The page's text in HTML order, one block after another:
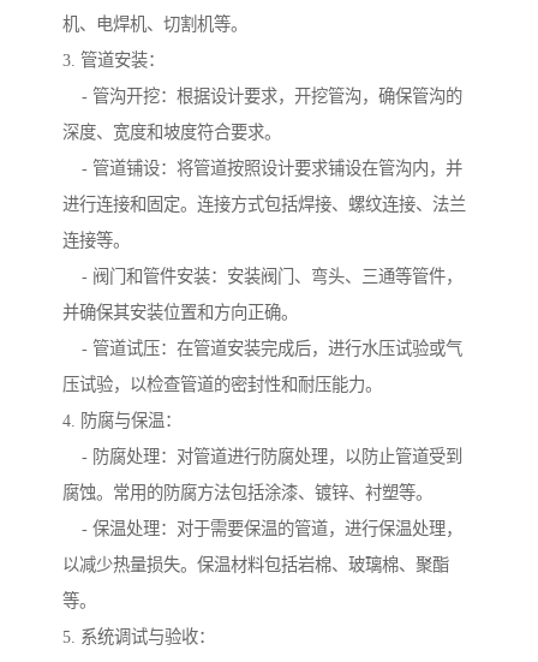
机、电焊机、切割机等。
3. 管道安装：
- 管沟开挖：根据设计要求，开挖管沟，确保管沟的
深度、宽度和坡度符合要求。
- 管道铺设：将管道按照设计要求铺设在管沟内，并
进行连接和固定。连接方式包括焊接、螺纹连接、法兰
连接等。
- 阀门和管件安装：安装阀门、弯头、三通等管件，
并确保其安装位置和方向正确。
- 管道试压：在管道安装完成后，进行水压试验或气
压试验，以检查管道的密封性和耐压能力。
4. 防腐与保温：
- 防腐处理：对管道进行防腐处理，以防止管道受到
腐蚀。常用的防腐方法包括涂漆、镀锌、衬塑等。
- 保温处理：对于需要保温的管道，进行保温处理，
以减少热量损失。保温材料包括岩棉、玻璃棉、聚酯
等。
5. 系统调试与验收：